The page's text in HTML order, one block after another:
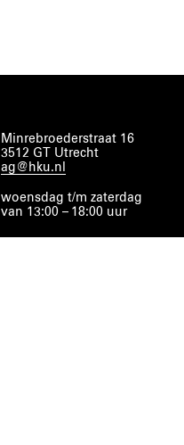
Minrebroederstraat 16
3512 GT Utrecht
ag@hku.nl
woensdag t/m zaterdag
van 13:00 – 18:00 uur